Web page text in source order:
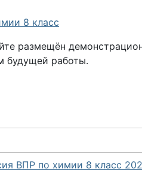
материале
8 класс
размещён
будущей работы.
ВПР по химии 8 класс